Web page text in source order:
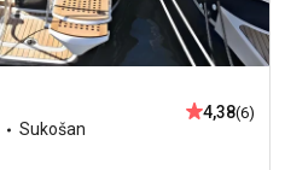
Sukošan
4,38(6)